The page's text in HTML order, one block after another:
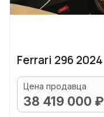
Ferrari 296 2024
Цена продавца
38 419 000 ₽